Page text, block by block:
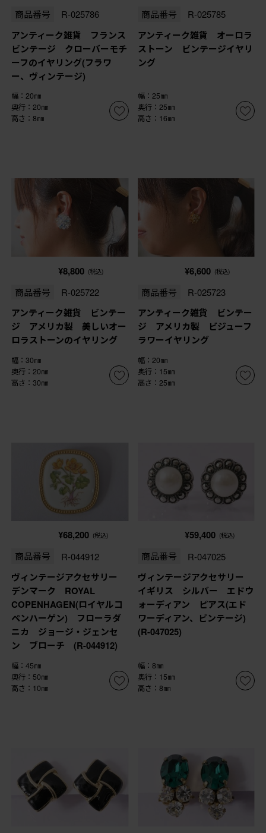
商品番号 R-025786
アンティーク雑貨 フランス
ビンテージ クローバーモチ
ーフのイヤリング(フラワ
ー、ヴィンテージ)
幅：20㎜
奥行：20㎜
高さ：8㎜
商品番号 R-025785
アンティーク雑貨 オーロラ
ストーン ビンテージイヤリ
ング
幅：25㎜
奥行：25㎜
高さ：16㎜
¥8,800 (税込)
商品番号 R-025722
アンティーク雑貨 ビンテー
ジ アメリカ製 美しいオー
ロラストーンのイヤリング
幅：30㎜
奥行：20㎜
高さ：30㎜
¥6,600 (税込)
商品番号 R-025723
アンティーク雑貨 ビンテー
ジ アメリカ製 ビジューフ
ラワーイヤリング
幅：20㎜
奥行：15㎜
高さ：25㎜
¥68,200 (税込)
商品番号 R-044912
ヴィンテージアクセサリー
デンマーク ROYAL
COPENHAGEN(ロイヤルコ
ペンハーゲン) フローラダ
ニカ ジョージ・ジェンセ
ン ブローチ (R-044912)
幅：45㎜
奥行：50㎜
高さ：10㎜
¥59,400 (税込)
商品番号 R-047025
ヴィンテージアクセサリー
イギリス シルバー エドウ
ォーディアン ピアス(エド
ワーディアン、ビンテージ)
(R-047025)
幅：8㎜
奥行：15㎜
高さ：8㎜